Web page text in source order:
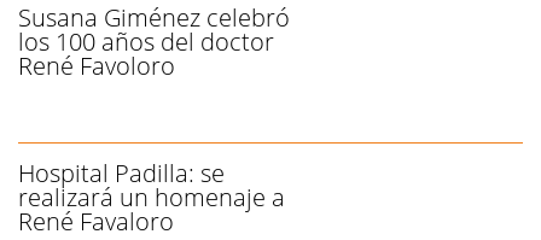
Susana Giménez celebró
los 100 años del doctor
René Favoloro
Hospital Padilla: se
realizará un homenaje a
René Favaloro